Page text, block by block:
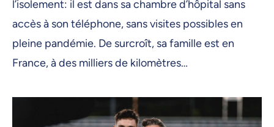
l’isolement: il est dans sa chambre d’hôpital sans
accès à son téléphone, sans visites possibles en
pleine pandémie. De surcroît, sa famille est en
France, à des milliers de kilomètres…